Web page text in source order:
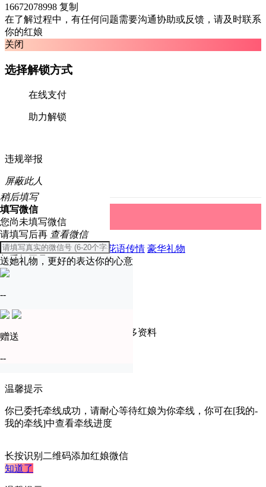
16672078998 复制
在了解过程中，有任何问题需要沟通协助或反馈，请及时联系
你的红娘
关闭
选择解锁方式
在线支付
助力解锁
违规举报
屏蔽此人
取消
稍后填写
填写微信
您尚未填写微信
请填写后再 查看微信
与手机同号
礼物中心
全部 精美礼物 爱恋表白 花语传情 豪华礼物
送她礼物，更好的表达你的心意
--
赠送
--
温馨提示
只有实名认证会员才可查看更多资料
温馨提示
你已委托牵线成功，请耐心等待红娘为你牵线，你可在[我的-
我的牵线]中查看牵线进度
长按识别二维码添加红娘微信
知道了